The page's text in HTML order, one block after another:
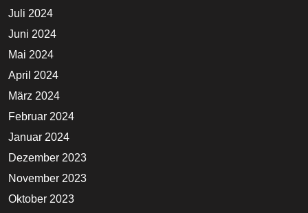
Juli 2024
Juni 2024
Mai 2024
April 2024
März 2024
Februar 2024
Januar 2024
Dezember 2023
November 2023
Oktober 2023